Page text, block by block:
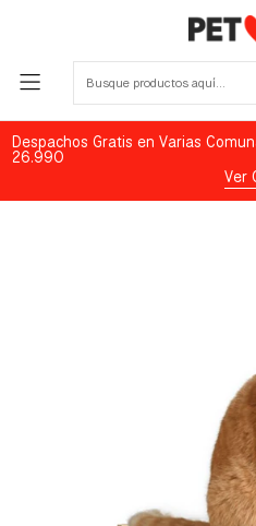
Despachos Gratis en Varias
26.990
Ver